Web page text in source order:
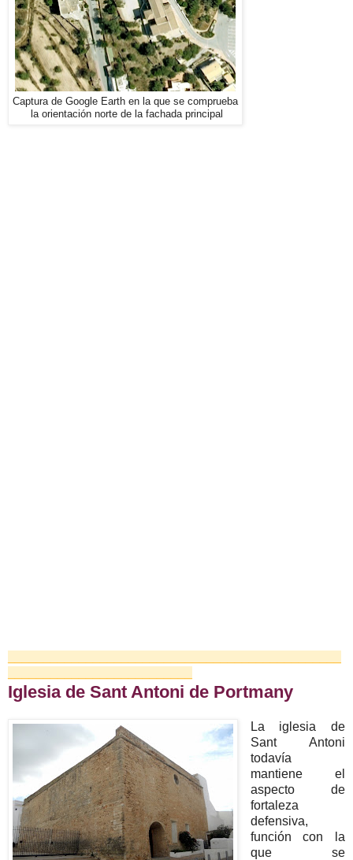
Captura de Google Earth en la que se comprueba
la orientación norte de la fachada principal
Iglesia de Sant Antoni de Portmany
La iglesia de
Sant Antoni
todavía
mantiene el
aspecto de
fortaleza
defensiva,
función con la
que se